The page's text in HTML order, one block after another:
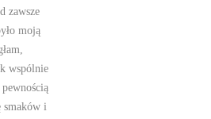
zawsze
moją
wspólnie
smaków i